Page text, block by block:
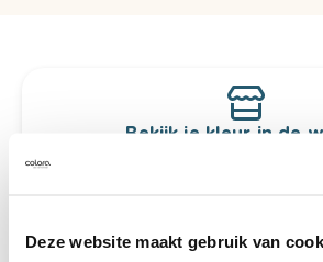
Deze website maakt gebruik van
Bekijk je kleur in de
Ontdek er kleurechte
te verfijnen.